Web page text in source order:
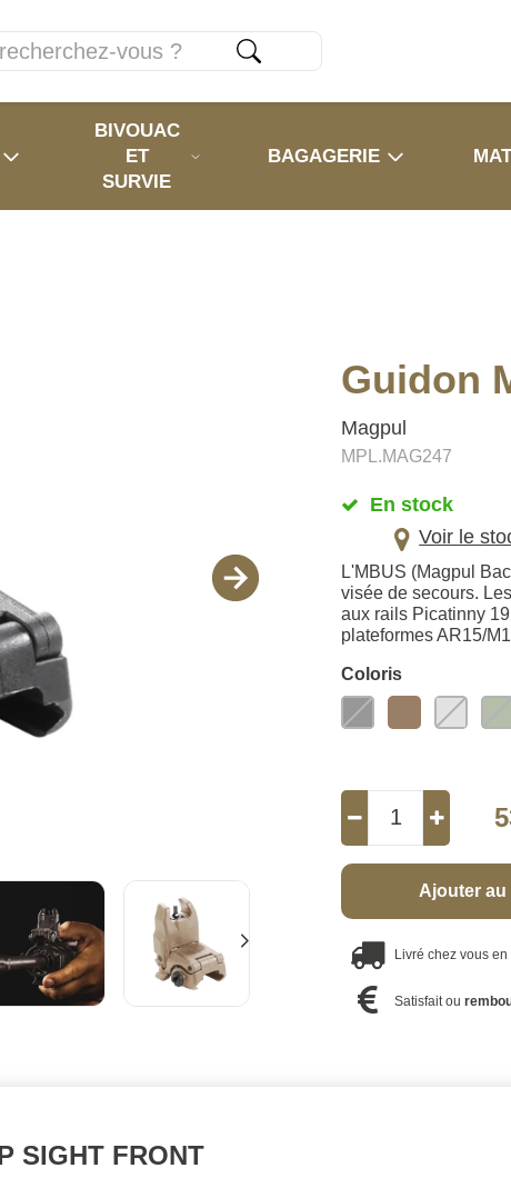
BIVOUAC
ET
SURVIE
BAGAGERIE
Guidon
Magpul
MPL.MAG247
En stock
Voir le
L'MBUS (Magpul
visée de secours.
aux rails Picatinny
plateformes AR15/
Coloris
Ajouter au
Livré chez vous en
Satisfait ou
SIGHT FRONT